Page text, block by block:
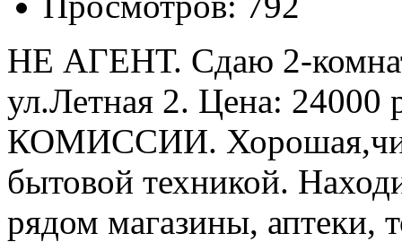
НЕ АГЕНТ. Сдаю 2-
ул.Летная 2. Цена:
КОМИССИИ.
бытовой техникой.
рядом магазины, аптеки,